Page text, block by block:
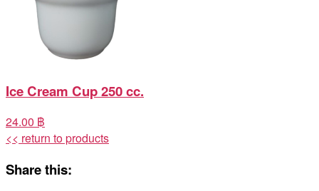
Ice Cream Cup 250 cc.
24.00 ฿
<< return to products
Share this: